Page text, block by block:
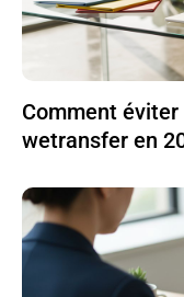
Comment
wetransfer en